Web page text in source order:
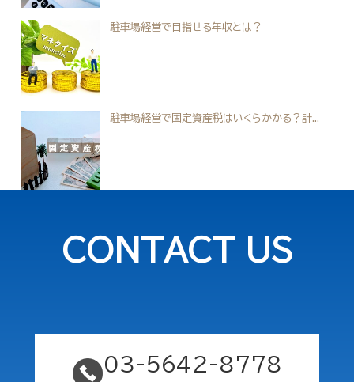
駐車場経営で目指せる年収とは？
駐車場経営で固定資産税はいくらかかる？計...
CONTACT US
03-5642-8778